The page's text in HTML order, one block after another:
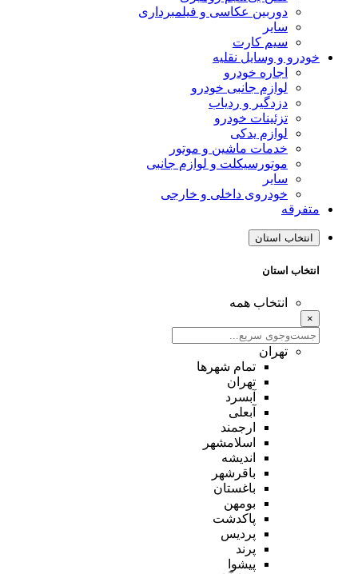
دوربین عکاسی و فیلمبرداری
سایر
سیم کارت
خودرو و وسایل نقلیه
اجاره خودرو
لوازم جانبی خودرو
دزدگیر و ردیاب
تزئینات خودرو
لوازم یدکی
خدمات ماشین و موتور
موتورسیکلت و لوازم جانبی
سایر
خودروی داخلی و خارجی
متفرقه
انتخاب استان
انتخاب استان
انتخاب همه
×
تهران
تمام شهر‌ها
تهران
آبسرد
آبعلی
ارجمند
اسلامشهر
اندیشه
باقرشهر
باغستان
بومهن
پاکدشت
پردیس
پرند
پیشوا